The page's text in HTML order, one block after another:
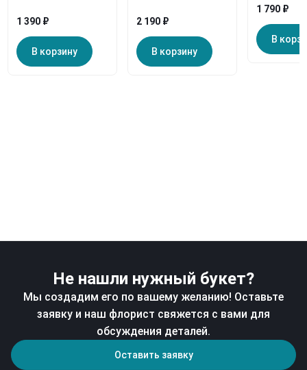
1 390 ₽
В корзину
2 190 ₽
В корзину
1 790 ₽
В
Не нашли нужный букет?
Мы создадим его по вашему желанию! Оставьте
заявку и наш флорист свяжется с вами для
обсуждения деталей.
Оставить заявку